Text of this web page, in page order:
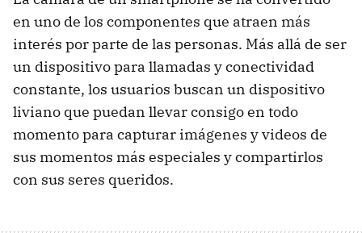
en uno de los componentes que atraen más
interés por parte de las personas. Más allá de ser
un dispositivo para llamadas y conectividad
constante, los usuarios buscan un dispositivo
liviano que puedan llevar consigo en todo
momento para capturar imágenes y videos de
sus momentos más especiales y compartirlos
con sus seres queridos.